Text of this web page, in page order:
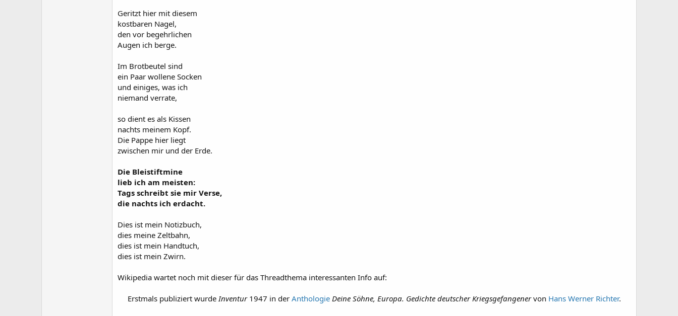
Geritzt hier mit diesem
kostbaren Nagel,
den vor begehrlichen
Augen ich berge.
Im Brotbeutel sind
ein Paar wollene Socken
und einiges, was ich
niemand verrate,
so dient es als Kissen
nachts meinem Kopf.
Die Pappe hier liegt
zwischen mir und der Erde.
Die Bleistiftmine
lieb ich am meisten:
Tags schreibt sie mir Verse,
die nachts ich erdacht.
Dies ist mein Notizbuch,
dies meine Zeltbahn,
dies ist mein Handtuch,
dies ist mein Zwirn.
Wikipedia wartet noch mit dieser für das Threadthema interessanten Info auf:
Erstmals publiziert wurdeInventur1947 in der Anthologie Deine Söhne, Europa. Gedichte deutscher Kriegsgefangenervon Hans Werner Richter.​